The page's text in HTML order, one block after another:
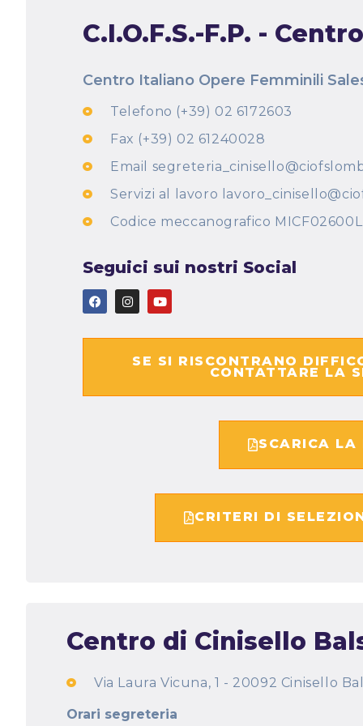
C.I.O.F.S.-F.P. -
Centro Italiano Opere Femminili
Telefono (+39) 02 6172603
Fax (+39) 02 61240028
Email
Servizi al lavoro
Codice meccanografico MICF02600L
Seguici sui nostri Social
SE SI RISCONTRANO
CONTATTARE LA
SCARICA LA
CRITERI DI
Centro di Cinisello
Via Laura Vicuna, 1 - 20092 Cinisello
Orari segreteria